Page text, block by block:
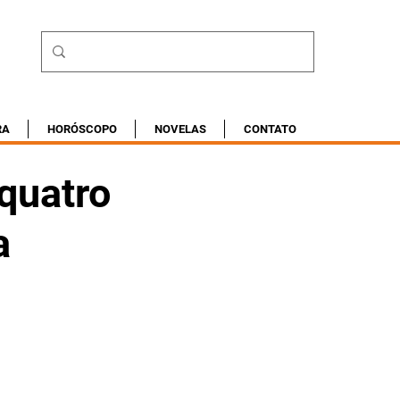
HORÓSCOPO NOVELAS CONTATO